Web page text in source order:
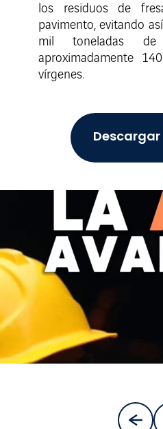
los residuos de
pavimento, evitando
mil toneladas
aproximadamente
vírgenes.
Descargar